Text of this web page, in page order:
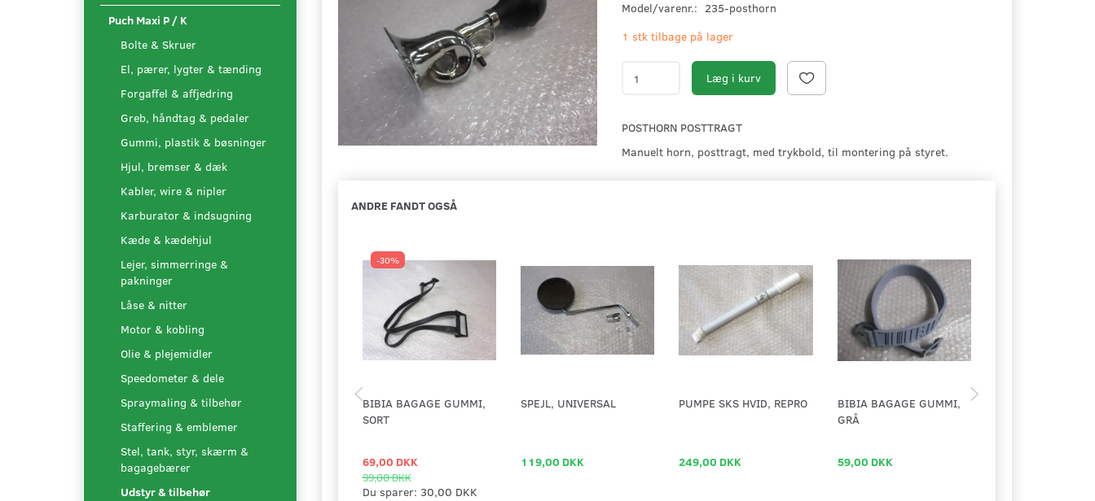
Puch Maxi P / K
Bolte & Skruer
El, pærer, lygter & tænding
Forgaffel & affjedring
Greb, håndtag & pedaler
Gummi, plastik & bøsninger
Hjul, bremser & dæk
Kabler, wire & nipler
Karburator & indsugning
Kæde & kædehjul
Lejer, simmerringe &
pakninger
Låse & nitter
Motor & kobling
Olie & plejemidler
Speedometer & dele
Spraymaling & tilbehør
Staffering & emblemer
Stel, tank, styr, skærm &
bagagebærer
Udstyr & tilbehør
Model/varenr.: 235-posthorn
1 stk tilbage på lager
Læg i kurv
POSTHORN POSTTRAGT
Manuelt horn, posttragt, med trykbold, til montering på styret.
ANDRE FANDT OGSÅ
-30%
BIBIA BAGAGE GUMMI,
SORT
69,00 DKK
99,00 DKK
Du sparer: 30,00 DKK
SPEJL, UNIVERSAL
119,00 DKK
PUMPE SKS HVID, REPRO
249,00 DKK
BIBIA BAGAGE GUMMI,
GRÅ
59,00 DKK